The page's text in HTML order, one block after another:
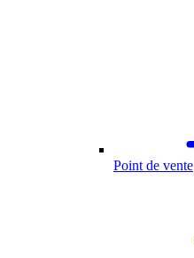
Point de vente